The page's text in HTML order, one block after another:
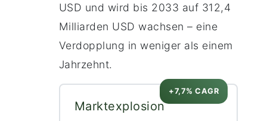
USD und wird bis 2033 auf 312,4
Milliarden USD wachsen – eine
Verdopplung in weniger als einem
Jahrzehnt.
+7,7% CAGR
Marktexplosion